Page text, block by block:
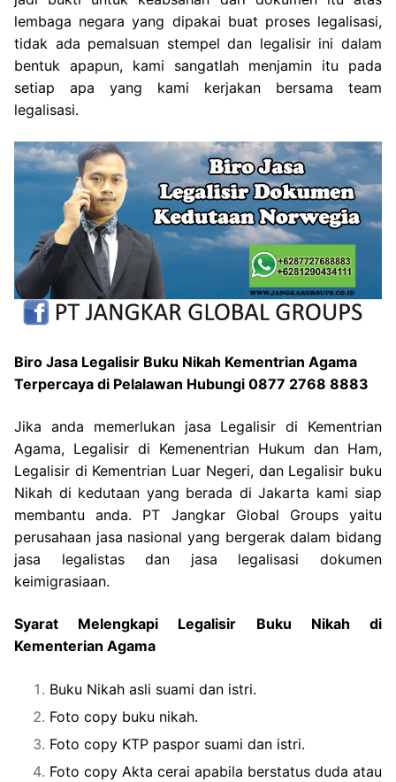
lembaga negara yang dipakai buat proses legalisasi,
tidak ada pemalsuan stempel dan legalisir ini dalam
bentuk apapun, kami sangatlah menjamin itu pada
setiap apa yang kami kerjakan bersama team
legalisasi.
Biro Jasa Legalisir Buku Nikah Kementrian Agama
Terpercaya di Pelalawan Hubungi 0877 2768 8883
Jika anda memerlukan jasa Legalisir di Kementrian
Agama, Legalisir di Kemenentrian Hukum dan Ham,
Legalisir di Kementrian Luar Negeri, dan Legalisir buku
Nikah di kedutaan yang berada di Jakarta kami siap
membantu anda. PT Jangkar Global Groups yaitu
perusahaan jasa nasional yang bergerak dalam bidang
jasa legalistas dan jasa legalisasi dokumen
keimigrasiaan.
Syarat Melengkapi Legalisir Buku Nikah di
Kementerian Agama
Buku Nikah asli suami dan istri.
Foto copy buku nikah.
Foto copy KTP paspor suami dan istri.
Foto copy Akta cerai apabila berstatus duda atau